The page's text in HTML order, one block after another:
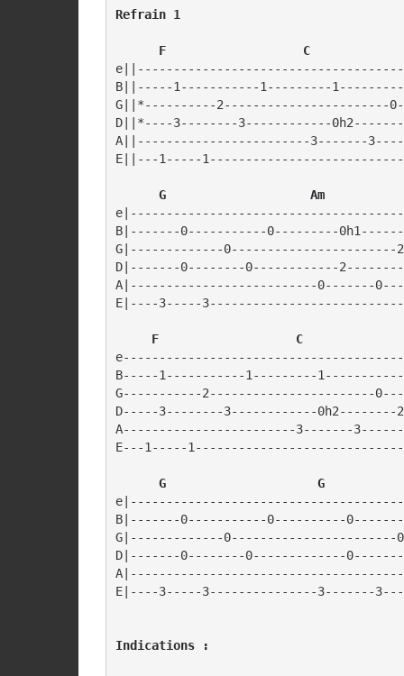
      F                   C
B||-----1-----------1---------
G||*----------2-----------------------
D||*----3--------3------------
A||------------------------3-------
E||---1-----
   G                    Am
B|-------0-----------0---------
G|-------------0-----------------------
D|-------0--------0------------
A|--------------------------0-------
E|----3-----
   F                   C
B-----1-----------1---------
G-----------2-----------------------
D-----3--------3------------0h2--------
A------------------------3-------
E---1-----
  G                     G
B|-------0-----------0----------
G|-------------0-----------------------
D|-------0--------0-------------
Indications :